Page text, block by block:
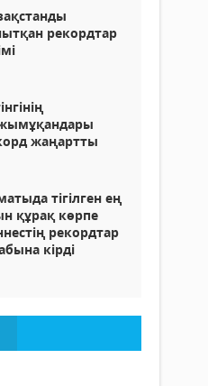
рекордтар
жаңартты
тігілген ең
құрақ көрпе
рекордтар
кірді